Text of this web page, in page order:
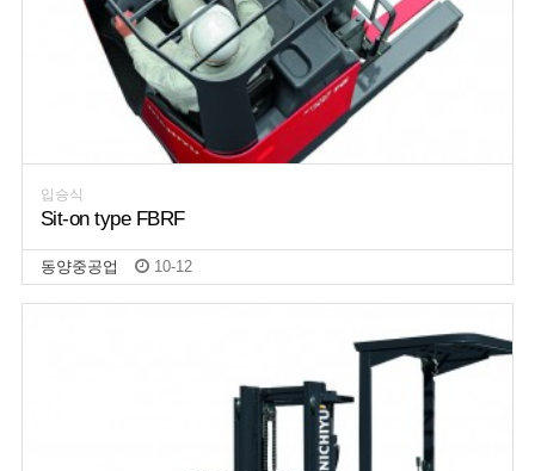
입승식
Sit-on type FBRF
동양중공업 10-12